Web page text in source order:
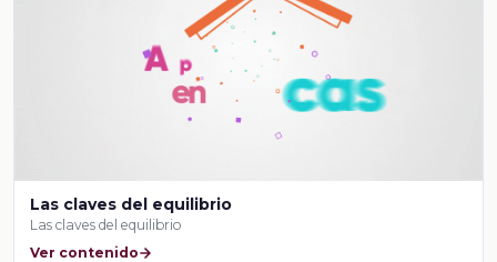
Las claves del equilibrio
Las claves del equilibrio
Ver contenido